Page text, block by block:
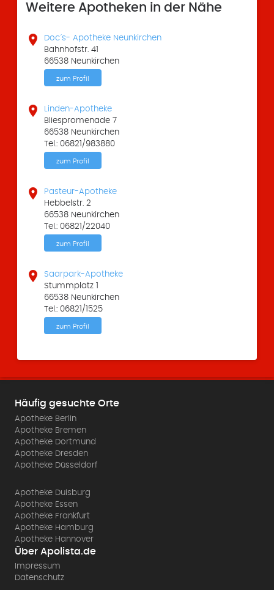
Weitere Apotheken in der Nähe

Doc´s- Apotheke Neunkirchen
Bahnhofstr. 41
66538 Neunkirchen
zum Profil

Linden-Apotheke
Bliespromenade 7
66538 Neunkirchen
Tel.: 06821/983880
zum Profil

Pasteur-Apotheke
Hebbelstr. 2
66538 Neunkirchen
Tel.: 06821/22040
zum Profil

Saarpark-Apotheke
Stummplatz 1
66538 Neunkirchen
Tel.: 06821/1525
zum Profil
Häufig gesuchte Orte
Apotheke Berlin
Apotheke Bremen
Apotheke Dortmund
Apotheke Dresden
Apotheke Düsseldorf
Apotheke Duisburg
Apotheke Essen
Apotheke Frankfurt
Apotheke Hamburg
Apotheke Hannover
Über Apolista.de
Impressum
Datenschutz